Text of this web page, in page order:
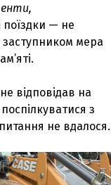
поїздки — не
заступником мера
відповідав на
з
не вдалося.